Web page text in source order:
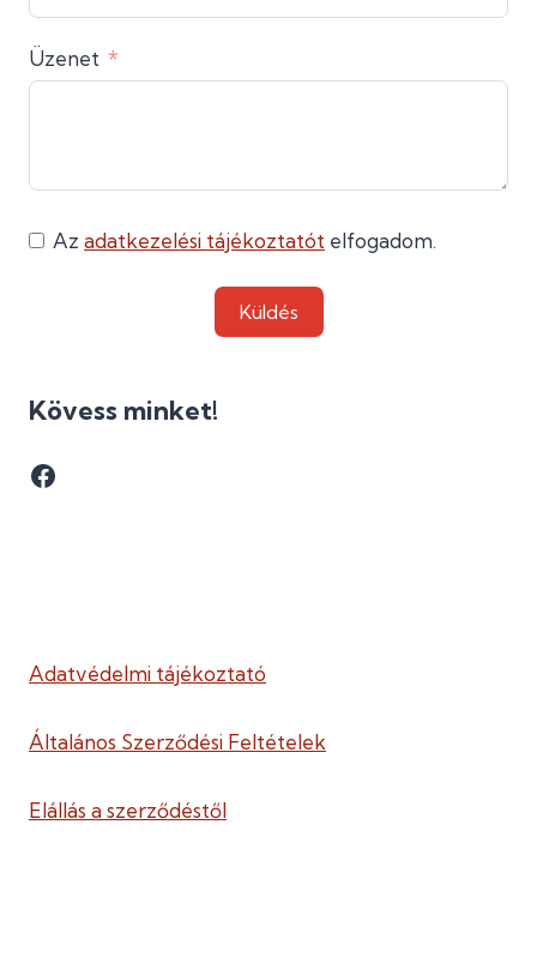
Üzenet
Az adatkezelési tájékoztatót elfogadom.
Küldés
Kövess minket!
Facebook
Adatvédelmi tájékoztató
Általános Szerződési Feltételek
Elállás a szerződéstől